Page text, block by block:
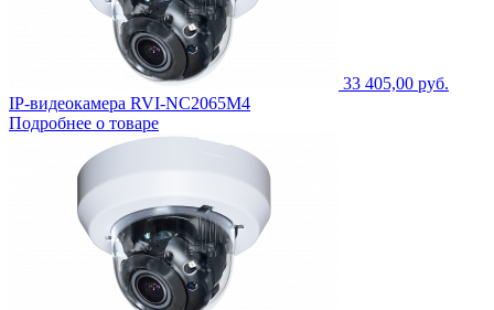
33 405,00 руб.
IP-видеокамера RVI-NC2065M4
Подробнее о товаре